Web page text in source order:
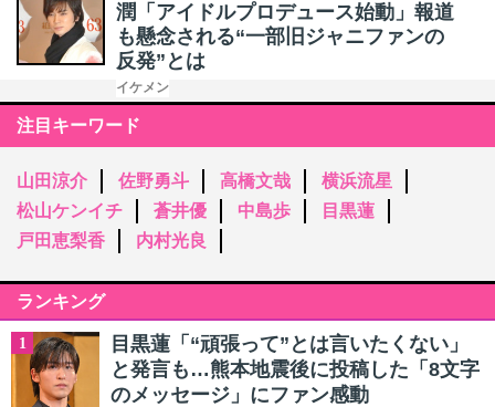
潤「アイドルプロデュース始動」報道
も懸念される“一部旧ジャニファンの
反発”とは
イケメン
注目キーワード
山田涼介 佐野勇斗 高橋文哉
横浜流星
松山ケンイチ
蒼井優 中島歩
目黒蓮
戸田恵梨香
内村光良
ランキング
1
目黒蓮「“頑張って”とは言いたくない」
と発言も…熊本地震後に投稿した「8文字
のメッセージ」にファン感動